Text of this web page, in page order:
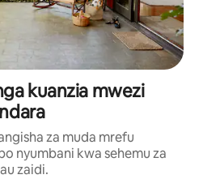
kuanzia mwezi
za muda mrefu
nyumbani kwa sehemu za
zaidi.